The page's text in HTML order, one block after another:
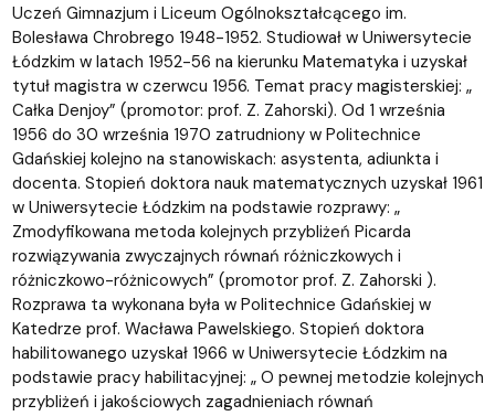
Uczeń Gimnazjum i Liceum Ogólnokształcącego im.
Bolesława Chrobrego 1948-1952. Studiował w Uniwersytecie
Łódzkim w latach 1952-56 na kierunku Matematyka i uzyskał
tytuł magistra w czerwcu 1956. Temat pracy magisterskiej: „
Całka Denjoy” (promotor: prof. Z. Zahorski). Od 1 września
1956 do 30 września 1970 zatrudniony w Politechnice
Gdańskiej kolejno na stanowiskach: asystenta, adiunkta i
docenta. Stopień doktora nauk matematycznych uzyskał 1961
w Uniwersytecie Łódzkim na podstawie rozprawy: „
Zmodyfikowana metoda kolejnych przybliżeń Picarda
rozwiązywania zwyczajnych równań różniczkowych i
różniczkowo-różnicowych” (promotor prof. Z. Zahorski ).
Rozprawa ta wykonana była w Politechnice Gdańskiej w
Katedrze prof. Wacława Pawelskiego. Stopień doktora
habilitowanego uzyskał 1966 w Uniwersytecie Łódzkim na
podstawie pracy habilitacyjnej: „ O pewnej metodzie kolejnych
przybliżeń i jakościowych zagadnieniach równań